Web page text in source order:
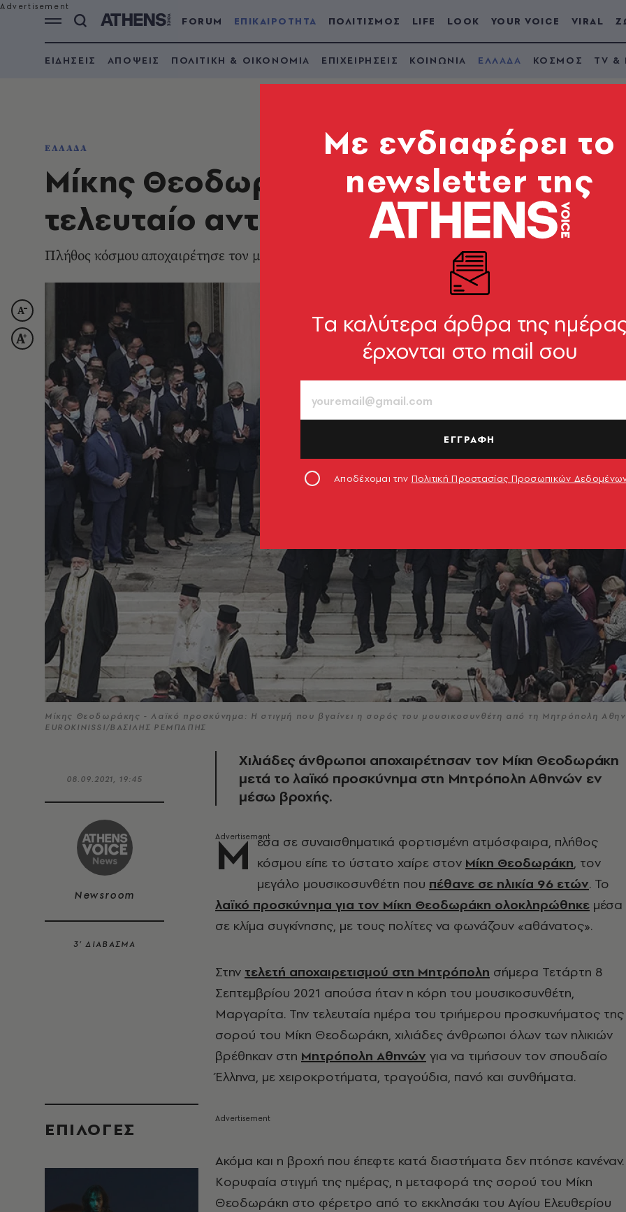
FORUM ΕΠΙΚΑΙΡΟΤΗΤΑ ΠΟΛΙΤΙΣΜΟΣ LIFE LOOK YOUR VOICE VIRAL
ΕΙΔΗΣΕΙΣ ΑΠΟΨΕΙΣ ΠΟΛΙΤΙΚΗ & ΟΙΚΟΝΟΜΙΑ ΕΠΙΧΕΙΡΗΣΕΙΣ ΚΟΙΝΩΝΙΑ ΕΛΛΑΔΑ ΚΟΣΜΟΣ TV &
ΕΛΛΑΔΑ
Μίκης Θεοδωράκης: Συγκίνηση στο
τελευταίο αντίο (εικόνες)
Πλήθος κόσμου αποχαιρέτησε τον μουσικοσυνθέτη, φωνάζοντας «αθάνατος»
Μίκης Θεοδωράκης - Λαϊκό προσκύνημα: Η στιγμή που βγαίνει η σορός του μουσικοσυνθέτη από τη Μητρόπολη
EUROKINISSI/ΒΑΣΙΛΗΣ ΡΕΜΠΑΠΗΣ
08.09.2021, 19:45
Newsroom
3’ ΔΙΑΒΑΣΜΑ
EΠΙΛΟΓΈΣ
Χιλιάδες άνθρωποι αποχαιρέτησαν τον Μίκη Θεοδωράκη
μετά το λαϊκό προσκύνημα στη Μητρόπολη Αθηνών εν
μέσω βροχής.
Μ έσα σε συναισθηματικά φορτισμένη ατμόσφαιρα, πλήθος
κόσμου είπε το ύστατο χαίρε στον Μίκη Θεοδωράκη, τον
μεγάλο μουσικοσυνθέτη που πέθανε σε ηλικία 96 ετών. Το
λαϊκό προσκύνημα για τον Μίκη Θεοδωράκη ολοκληρώθηκε μέσα
σε κλίμα συγκίνησης, με τους πολίτες να φωνάζουν «αθάνατος».
Στην τελετή αποχαιρετισμού στη Μητρόπολη σήμερα Τετάρτη 8
Σεπτεμβρίου 2021 απούσα ήταν η κόρη του μουσικοσυνθέτη,
Μαργαρίτα. Την τελευταία ημέρα του τριήμερου προσκυνήματος της
σορού του Μίκη Θεοδωράκη, χιλιάδες άνθρωποι όλων των ηλικιών
βρέθηκαν στη Μητρόπολη Αθηνών για να τιμήσουν τον σπουδαίο
Έλληνα, με χειροκροτήματα, τραγούδια, πανό και συνθήματα.
Ακόμα και η βροχή που έπεφτε κατά διαστήματα δεν πτόησε κανέναν.
Κορυφαία στιγμή της ημέρας, η μεταφορά της σορού του Μίκη
Θεοδωράκη στο φέρετρο από το εκκλησάκι του Αγίου Ελευθερίου
Mε ενδιαφέρει το
newsletter της
Tα καλύτερα άρθρα της
έρχονται στο mail σου
ΕΓΓΡΑΦΗ
Αποδέχομαι την Πολιτική Προστασίας Προσωπικών